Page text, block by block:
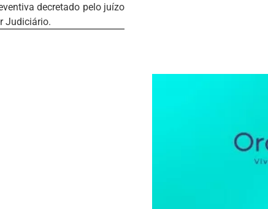
decretado pelo juízo
Judiciário.